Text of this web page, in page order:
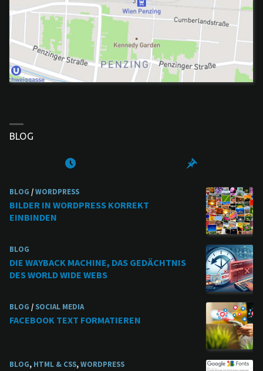
BLOG
BLOG /WORDPRESS
BILDER IN WORDPRESS KORREKT
EINBINDEN
BLOG
DIE WAYBACK MACHINE, DAS GEDÄCHTNIS
DES WORLD WIDE WEBS
BLOG / SOCIAL MEDIA
FACEBOOK TEXT FORMATIEREN
BLOG, HTML & CSS,WORDPRESS